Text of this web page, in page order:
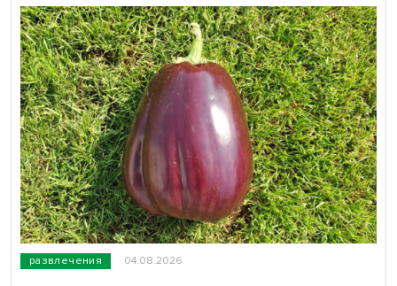
развлечения 04.08.2026